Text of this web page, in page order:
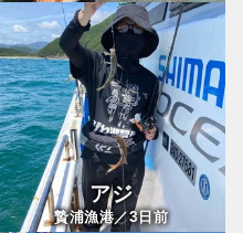
アジ
贄浦漁港／3日前